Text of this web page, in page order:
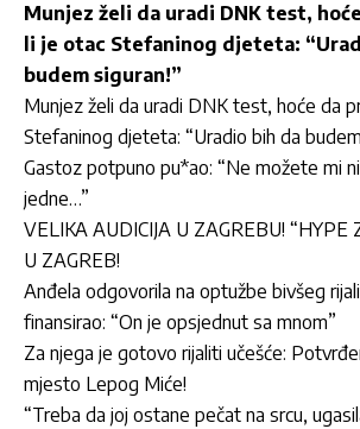
Munjez želi da uradi DNK test,
li je otac Stefaninog djeteta:
budem siguran!”
Munjez želi da uradi DNK test, hoće da
Stefaninog djeteta: “Uradio bih da
Gastoz potpuno pu*ao: “Ne možete mi
jedne…”
VELIKA AUDICIJA U ZAGREBU! “HYPE
U ZAGREB!
Anđela odgovorila na optužbe bivšeg
finansirao: “On je opsjednut sa mnom”
Za njega je gotovo rijaliti učešće:
mjesto Lepog Miće!
“Treba da joj ostane pečat na srcu,